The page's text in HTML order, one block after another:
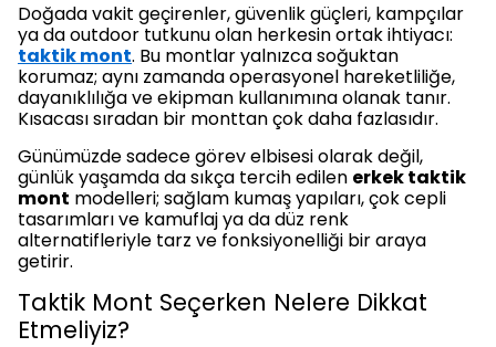
Doğada vakit geçirenler, güvenlik güçleri, kampçılar
ya da outdoor tutkunu olan herkesin ortak ihtiyacı:
taktik mont. Bu montlar yalnızca soğuktan
korumaz; aynı zamanda operasyonel hareketliliğe,
dayanıklılığa ve ekipman kullanımına olanak tanır.
Kısacası sıradan bir monttan çok daha fazlasıdır.
Günümüzde sadece görev elbisesi olarak değil,
günlük yaşamda da sıkça tercih edilen erkek taktik
mont modelleri; sağlam kumaş yapıları, çok cepli
tasarımları ve kamuflaj ya da düz renk
alternatifleriyle tarz ve fonksiyonelliği bir araya
getirir.
Taktik Mont Seçerken Nelere Dikkat
Etmeliyiz?